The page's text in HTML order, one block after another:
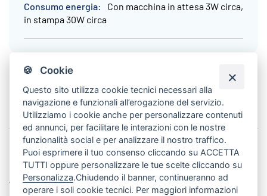
Con macchina in attesa 3W circa,
in stampa 30W circa
DITRONETWORK SRL
WEBSITE
🍪 Cookie
Questo sito utilizza cookie tecnici necessari alla
navigazione e funzionali all’erogazione del servizio.
Utilizziamo i cookie anche per personalizzare contenuti
ed annunci, per facilitare le interazioni con le nostre
funzionalità social e per analizzare il nostro traffico.
Puoi esprimere il tuo consenso cliccando su ACCETTA
TUTTI oppure personalizzare le tue scelte cliccando su
Personalizza.Chiudendo il banner, continueranno ad
operare i soli cookie tecnici. Per maggiori informazioni